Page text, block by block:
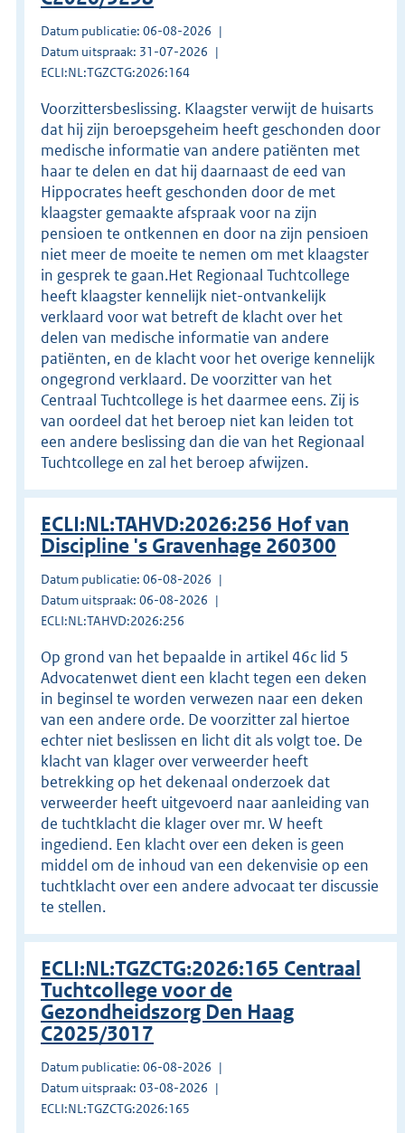
Datum publicatie: 06-08-2026
Datum uitspraak: 31-07-2026
ECLI:NL:TGZCTG:2026:164
Voorzittersbeslissing. Klaagster verwijt de huisarts
dat hij zijn beroepsgeheim heeft geschonden door
medische informatie van andere patiënten met
haar te delen en dat hij daarnaast de eed van
Hippocrates heeft geschonden door de met
klaagster gemaakte afspraak voor na zijn
pensioen te ontkennen en door na zijn pensioen
niet meer de moeite te nemen om met klaagster
in gesprek te gaan.Het Regionaal Tuchtcollege
heeft klaagster kennelijk niet-ontvankelijk
verklaard voor wat betreft de klacht over het
delen van medische informatie van andere
patiënten, en de klacht voor het overige kennelijk
ongegrond verklaard. De voorzitter van het
Centraal Tuchtcollege is het daarmee eens. Zij is
van oordeel dat het beroep niet kan leiden tot
een andere beslissing dan die van het Regionaal
Tuchtcollege en zal het beroep afwijzen.
ECLI:NL:TAHVD:2026:256 Hof van
Discipline 's Gravenhage 260300
Datum publicatie: 06-08-2026
Datum uitspraak: 06-08-2026
ECLI:NL:TAHVD:2026:256
Op grond van het bepaalde in artikel 46c lid 5
Advocatenwet dient een klacht tegen een deken
in beginsel te worden verwezen naar een deken
van een andere orde. De voorzitter zal hiertoe
echter niet beslissen en licht dit als volgt toe. De
klacht van klager over verweerder heeft
betrekking op het dekenaal onderzoek dat
verweerder heeft uitgevoerd naar aanleiding van
de tuchtklacht die klager over mr. W heeft
ingediend. Een klacht over een deken is geen
middel om de inhoud van een dekenvisie op een
tuchtklacht over een andere advocaat ter discussie
te stellen.
ECLI:NL:TGZCTG:2026:165 Centraal
Tuchtcollege voor de
Gezondheidszorg Den Haag
C2025/3017
Datum publicatie: 06-08-2026
Datum uitspraak: 03-08-2026
ECLI:NL:TGZCTG:2026:165